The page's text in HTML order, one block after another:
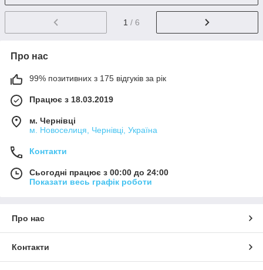
1 / 6
Про нас
99% позитивних з 175 відгуків за рік
Працює з 18.03.2019
м. Чернівці
м. Новоселиця, Чернівці, Україна
Контакти
Сьогодні працює з 00:00 до 24:00
Показати весь графік роботи
Про нас
Контакти